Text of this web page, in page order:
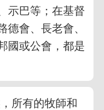
示巴等；在基督
德會、長老會、
國或公會，都是
所有的牧師和